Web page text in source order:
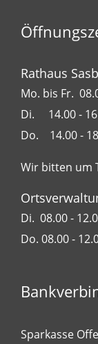
Rathaus
Mo. bis Fr.
Di. 14.00 -
Do. 14.00 -
Wir bitten um
Di. 08.00 -
Do. 08.00 -
Sparkasse